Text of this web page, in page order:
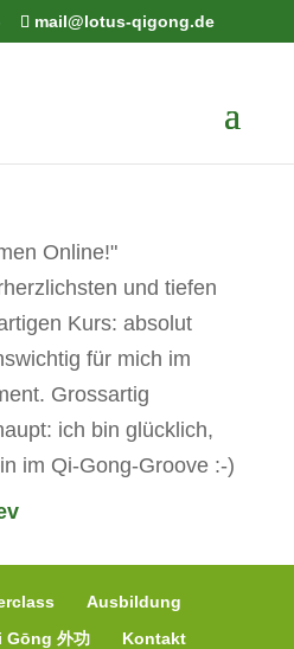
mail@lotus-qigong.de
Online!"
und tiefen
Kurs: absolut
für mich im
Grossartig
ich bin glücklich,
im Qi-Gong-Groove :-)
Ausbildung
Gōng 外功
Kontakt